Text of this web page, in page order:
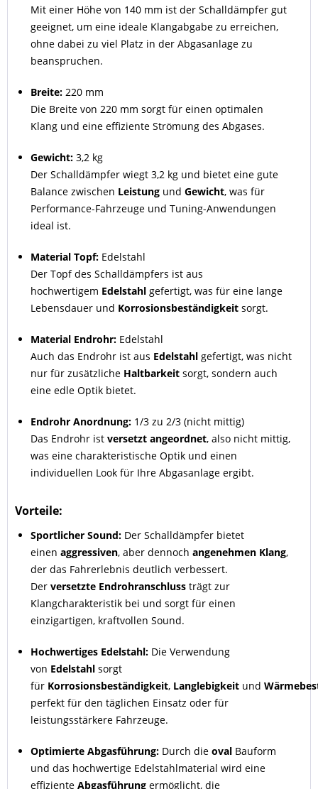
Mit einer Höhe von 140 mm ist der Schalldämpfer gut
geeignet, um eine ideale Klangabgabe zu erreichen,
ohne dabei zu viel Platz in der Abgasanlage zu
beanspruchen.
Breite: 220 mm
Die Breite von 220 mm sorgt für einen optimalen
Klang und eine effiziente Strömung des Abgases.
Gewicht: 3,2 kg
Der Schalldämpfer wiegt 3,2 kg und bietet eine gute
Balance zwischen Leistung und Gewicht, was für
Performance-Fahrzeuge und Tuning-Anwendungen
ideal ist.
Material Topf: Edelstahl
Der Topf des Schalldämpfers ist aus
hochwertigem Edelstahl gefertigt, was für eine lange
Lebensdauer und Korrosionsbeständigkeit sorgt.
Material Endrohr: Edelstahl
Auch das Endrohr ist aus Edelstahl gefertigt, was nicht
nur für zusätzliche Haltbarkeit sorgt, sondern auch
eine edle Optik bietet.
Endrohr Anordnung: 1/3 zu 2/3 (nicht mittig)
Das Endrohr ist versetzt angeordnet, also nicht mittig,
was eine charakteristische Optik und einen
individuellen Look für Ihre Abgasanlage ergibt.
Vorteile:
Sportlicher Sound: Der Schalldämpfer bietet
einen aggressiven, aber dennoch angenehmen Klang,
der das Fahrerlebnis deutlich verbessert.
Der versetzte Endrohranschluss trägt zur
Klangcharakteristik bei und sorgt für einen
einzigartigen, kraftvollen Sound.
Hochwertiges Edelstahl: Die Verwendung
von Edelstahl sorgt
für Korrosionsbeständigkeit, Langlebigkeit und
perfekt für den täglichen Einsatz oder für
leistungsstärkere Fahrzeuge.
Optimierte Abgasführung: Durch die oval Bauform
und das hochwertige Edelstahlmaterial wird eine
effiziente Abgasführung ermöglicht, die